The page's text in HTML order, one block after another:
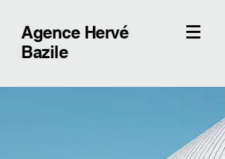
Agence Hervé
Bazile